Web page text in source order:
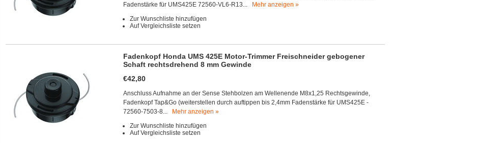
Fadenstärke für UMS425E 72560-VL6-R13...
Mehr anzeigen »
Zur Wunschliste hinzufügen
Auf Vergleichsliste setzen
Fadenkopf Honda UMS 425E Motor-Trimmer Freischneider gebogener
Schaft rechtsdrehend 8 mm Gewinde
€42,80
Anschluss Aufnahme an der Sense Stehbolzen am Wellenende M8x1,25 Rechtsgewinde,
Fadenkopf Tap&Go (weiterstellen durch auftippen bis 2,4mm Fadenstärke für UMS425E -
72560-7503-8...
Mehr anzeigen »
Zur Wunschliste hinzufügen
Auf Vergleichsliste setzen